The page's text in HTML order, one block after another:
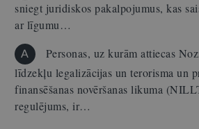
sniegt juridiskos pakalpojumus, kas
ar līgumu…
A
Personas, uz kurām attiecas
līdzekļu legalizācijas un terorisma un
finansēšanas novēršanas likuma
regulējums, ir…